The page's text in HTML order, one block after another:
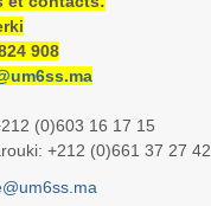
908
(0)603 16 17 15
+212 (0)661 37 27 42